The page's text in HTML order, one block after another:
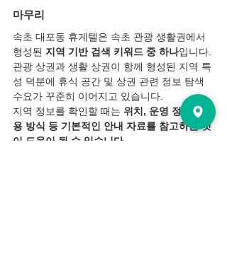
마무리
속초 대포동 휴게텔은 속초 관광 생활권에서
형성된 지역 기반 검색 키워드 중 하나입니다.
관광 상권과 생활 상권이 함께 형성된 지역 특
성 덕분에 휴식 공간 및 상권 관련 정보 탐색
수요가 꾸준히 이어지고 있습니다.
지역 정보를 확인할 때는 위치, 운영 정보, 이
용 방식 등 기본적인 안내 자료를 참고하는 것
이 도움이 될 수 있습니다.